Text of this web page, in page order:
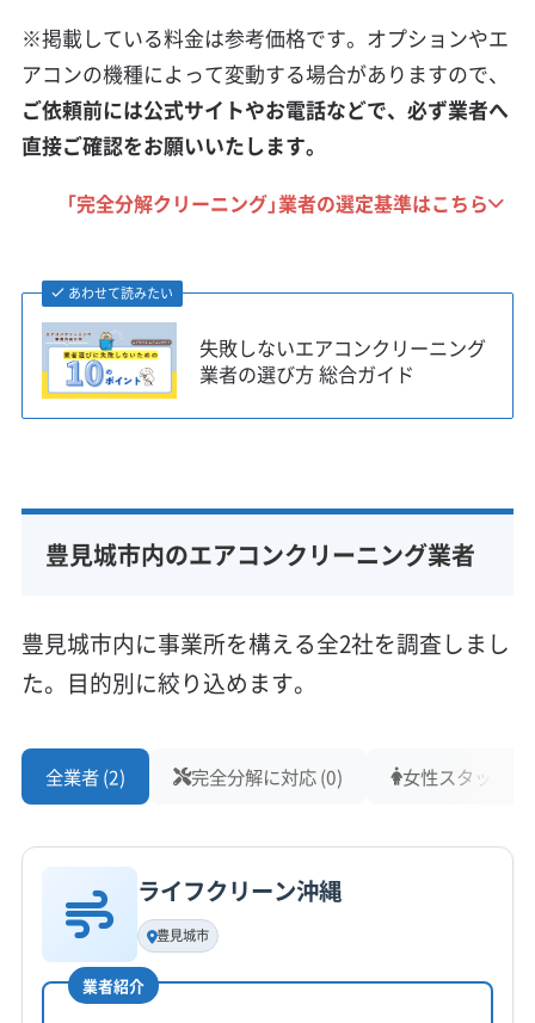
※掲載している料金は参考価格です。オプションやエ
アコンの機種によって変動する場合がありますので、
ご依頼前には公式サイトやお電話などで、必ず業者へ
直接ご確認をお願いいたします。
「完全分解クリーニング」業者の選定基準はこちら
あわせて読みたい
失敗しないエアコンクリーニング
業者の選び方 総合ガイド
豊見城市内のエアコンクリーニング業者
豊見城市内に事業所を構える全2社を調査しまし
た。目的別に絞り込めます。
全業者 (2) 完全分解に対応 (0) 女性スタッフ在
ライフクリーン沖縄
豊見城市
業者紹介